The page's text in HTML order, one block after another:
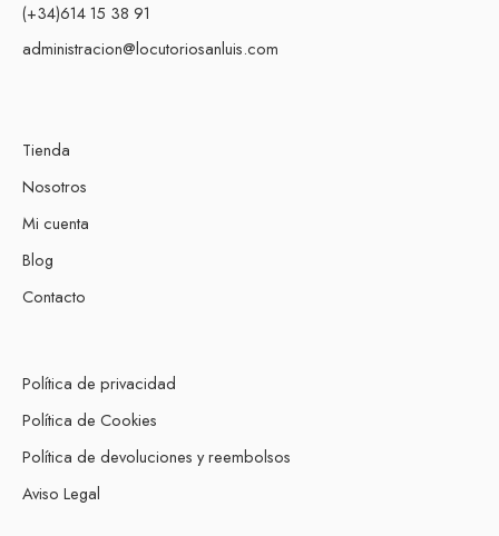
(+34)614 15 38 91
administracion@locutoriosanluis.com
Tienda
Nosotros
Mi cuenta
Blog
Contacto
Política de privacidad
Política de Cookies
Política de devoluciones y reembolsos
Aviso Legal